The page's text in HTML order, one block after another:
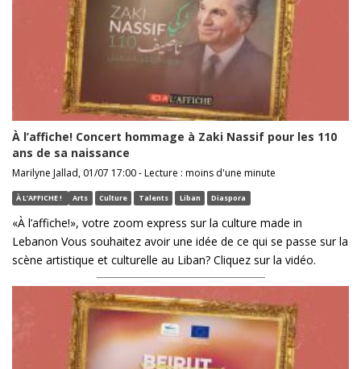
À l’affiche! Concert hommage à Zaki Nassif pour les 110
ans de sa naissance
Marilyne Jallad, 01/07 17:00 - Lecture : moins d'une minute
À L’AFFICHE ! Arts Culture Talents Liban Diaspora
«À l’affiche!», votre zoom express sur la culture made in
Lebanon Vous souhaitez avoir une idée de ce qui se passe sur la
scène artistique et culturelle au Liban? Cliquez sur la vidéo.